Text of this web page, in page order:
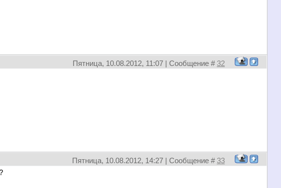
Пятница, 10.08.2012, 11:07 | Сообщение # 32
Пятница, 10.08.2012, 14:27 | Сообщение # 33